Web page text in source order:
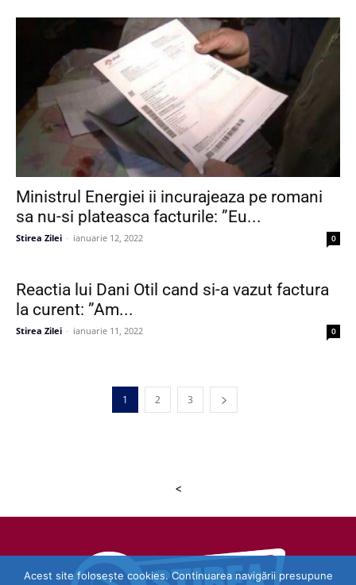
Ministrul Energiei ii incurajeaza pe romani
sa nu-si plateasca facturile: ”Eu...
Stirea Zilei - ianuarie 12, 2022 0
Reactia lui Dani Otil cand si-a vazut factura
la curent: ”Am...
Stirea Zilei - ianuarie 11, 2022 0
1 2 3
<
Acest site folosește cookies. Continuarea navigării presupune